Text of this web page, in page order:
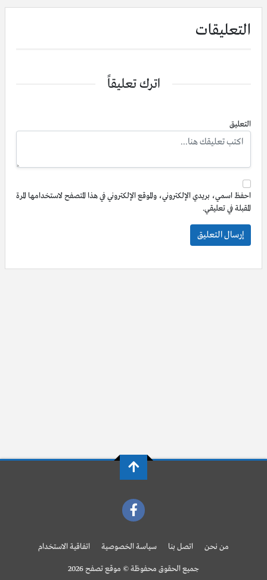
التعليقات
اترك تعليقاً
التعليق
احفظ اسمي، بريدي الإلكتروني، والموقع الإلكتروني في هذا المتصفح لاستخدامها المرة
المقبلة في تعليقي.
من نحن اتصل بنا سياسة الخصوصية اتفاقية الاستخدام
جميع الحقوق محفوظة © موقع تصفح 2026